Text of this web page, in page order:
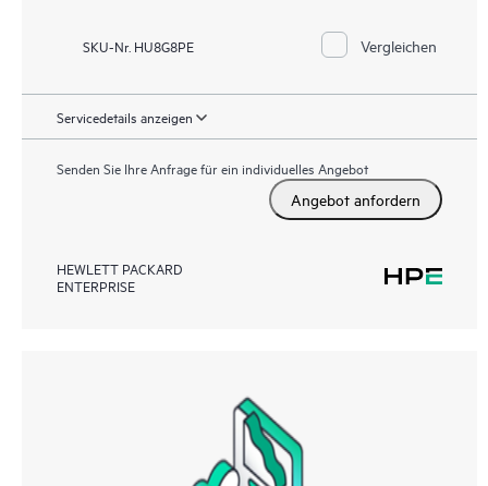
SKU-Nr. HU8G8PE Vergleichen
Servicedetails anzeigen
Senden Sie Ihre Anfrage für ein individuelles Angebot
Angebot anfordern
HEWLETT PACKARD
ENTERPRISE